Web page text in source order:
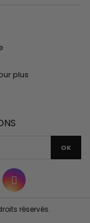
plus
Instagram
réservés.